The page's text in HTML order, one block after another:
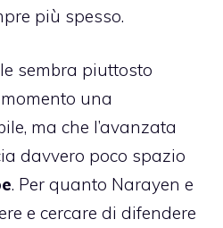
più spesso.
sembra piuttosto
una
ma che l’avanzata
davvero poco spazio
. Per quanto Narayen e
e cercare di difendere